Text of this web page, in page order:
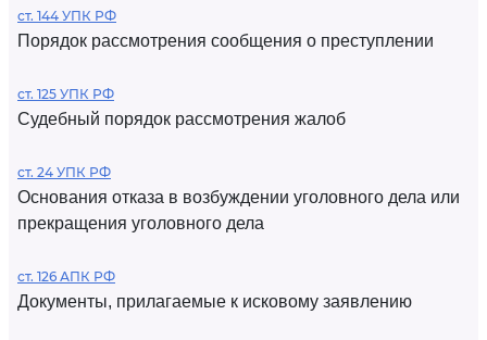
ст. 144 УПК РФ
Порядок рассмотрения сообщения о преступлении
ст. 125 УПК РФ
Судебный порядок рассмотрения жалоб
ст. 24 УПК РФ
Основания отказа в возбуждении уголовного дела или
прекращения уголовного дела
ст. 126 АПК РФ
Документы, прилагаемые к исковому заявлению